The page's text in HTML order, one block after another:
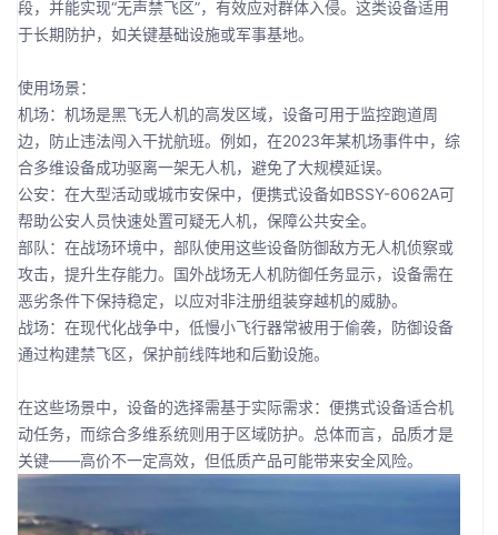
段，并能实现“无声禁飞区”，有效应对群体入侵。这类设备适用
于长期防护，如关键基础设施或军事基地。
使用场景：
机场：机场是黑飞无人机的高发区域，设备可用于监控跑道周
边，防止违法闯入干扰航班。例如，在2023年某机场事件中，综
合多维设备成功驱离一架无人机，避免了大规模延误。
公安：在大型活动或城市安保中，便携式设备如BSSY-6062A可
帮助公安人员快速处置可疑无人机，保障公共安全。
部队：在战场环境中，部队使用这些设备防御敌方无人机侦察或
攻击，提升生存能力。国外战场无人机防御任务显示，设备需在
恶劣条件下保持稳定，以应对非注册组装穿越机的威胁。
战场：在现代化战争中，低慢小飞行器常被用于偷袭，防御设备
通过构建禁飞区，保护前线阵地和后勤设施。
在这些场景中，设备的选择需基于实际需求：便携式设备适合机
动任务，而综合多维系统则用于区域防护。总体而言，品质才是
关键——高价不一定高效，但低质产品可能带来安全风险。